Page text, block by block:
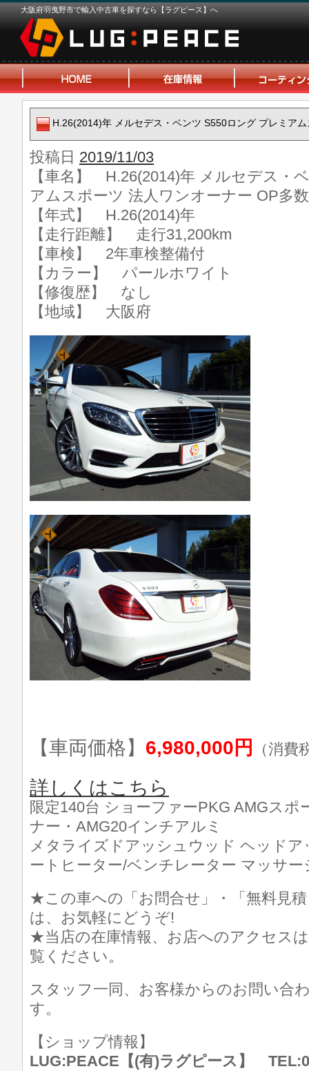
大阪府羽曳野市で輸入中古車を探すなら【ラグピース】へ
H.26(2014)年 メルセデス・ベンツ S550ロング プレミア
投稿日 2019/11/03
【車名】 H.26(2014)年 メルセデス・
アムスポーツ 法人ワンオーナー OP多数
【年式】 H.26(2014)年
【走行距離】 走行31,200km
【車検】 2年車検整備付
【カラー】 パールホワイト
【修復歴】 なし
【地域】 大阪府
【車両価格】 6,980,000円 （消費
詳しくはこちら
限定140台 ショーファーPKG AMGスポ
ナー・AMG20インチアルミ
メタライズドアッシュウッド ヘッド
ートヒーター/ベンチレーター マッサー
★この車への「お問合せ」・「無料見
は、お気軽にどうぞ!
★当店の在庫情報、お店へのアクセス
覧ください。
スタッフ一同、お客様からのお問い合
す。
【ショップ情報】
LUG:PEACE【(有)ラグピース】